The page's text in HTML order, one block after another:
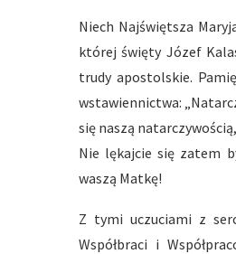
Niech Najświętsza
której święty Józef
trudy apostolskie.
wstawiennictwa:
się naszą
Nie lękajcie się zatem
waszą Matkę!
Z tymi uczuciami z
Współbraci i